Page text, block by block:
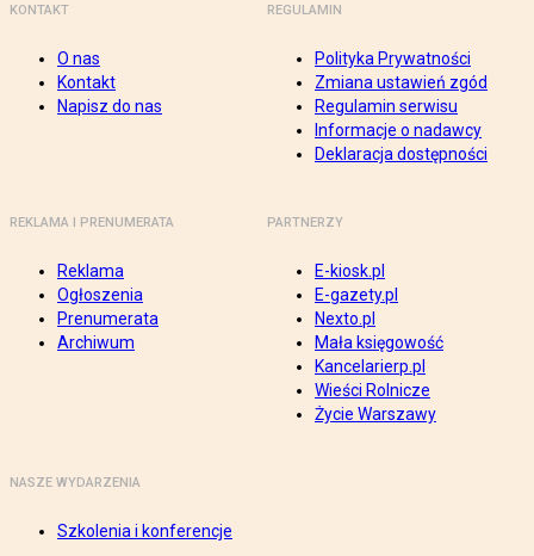
KONTAKT
O nas
Kontakt
Napisz do nas
REGULAMIN
Polityka Prywatności
Zmiana ustawień zgód
Regulamin serwisu
Informacje o nadawcy
Deklaracja dostępności
REKLAMA I PRENUMERATA
Reklama
Ogłoszenia
Prenumerata
Archiwum
PARTNERZY
E-kiosk.pl
E-gazety.pl
Nexto.pl
Mała księgowość
Kancelarierp.pl
Wieści Rolnicze
Życie Warszawy
NASZE WYDARZENIA
Szkolenia i konferencje